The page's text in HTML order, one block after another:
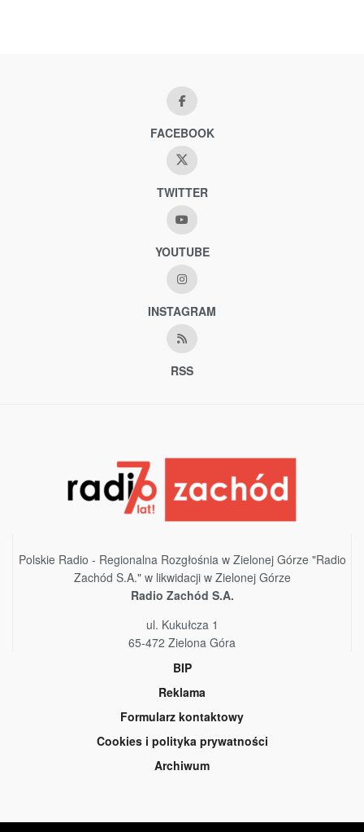
FACEBOOK
TWITTER
YOUTUBE
INSTAGRAM
RSS
Polskie Radio - Regionalna Rozgłośnia w Zielonej Górze "Radio
Zachód S.A." w likwidacji w Zielonej Górze
Radio Zachód S.A.
ul. Kukułcza 1
65-472 Zielona Góra
BIP
Reklama
Formularz kontaktowy
Cookies i polityka prywatności
Archiwum